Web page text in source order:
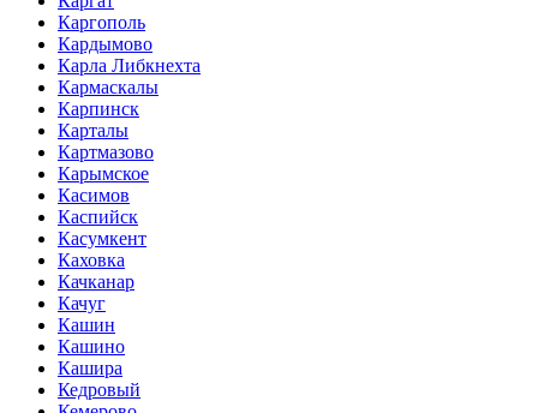
Каргополь
Кардымово
Карла Либкнехта
Кармаскалы
Карпинск
Карталы
Картмазово
Карымское
Касимов
Каспийск
Касумкент
Каховка
Качканар
Качуг
Кашин
Кашино
Кашира
Кедровый